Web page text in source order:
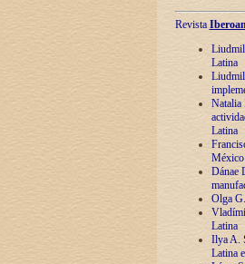
Revista
Latina
Natalia
Latina
México
Dánae
Olga
Latina
Ilya A.
Latina